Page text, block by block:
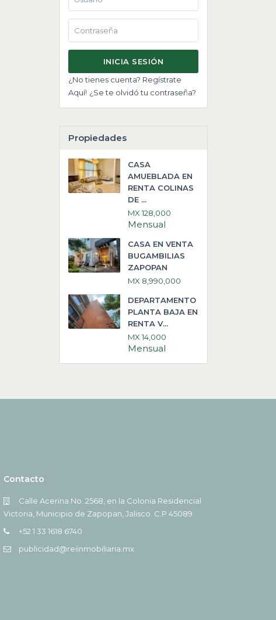
INICIA SESIÓN
¿No tienes cuenta? Regístrate
Aquí! ¿Se te olvidó tu contraseña?
Propiedades
CASA
AMUEBLADA EN
RENTA COLINAS
DE ...
MX 128,000
Mensual
CASA EN VENTA
BUGAMBILIAS
ZAPOPAN
MX 8,990,000
DEPARTAMENTO
PLANTA BAJA EN
RENTA V...
MX 14,000
Mensual
Contacto
Calle Acerina No. 2568, en la Colonia Residencial
Victoria, Municipio de Zapopan, Jalisco. C.P 45089
+52 1 33 1618 6740
publicidad@reiinmobiliaria.mx